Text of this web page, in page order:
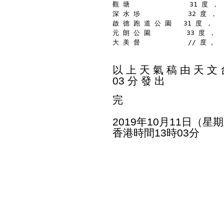
觀 塘               31 度 ，
深 水 埗            32 度 ，
啟 德 跑 道 公 園   31 度 ，
元 朗 公 園         33 度 ，
大 美 督            // 度 。
以 上 天 氣 稿 由 天 文
03 分 發 出
完
2019年10月11日（星
香港時間13時03分